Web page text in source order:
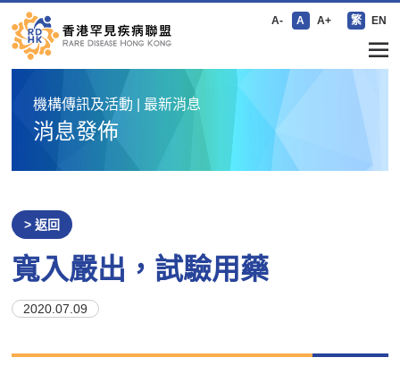
A- A A+ 繁 EN
機構傳訊及活動 | 最新消息
消息發佈
> 返回
寬入嚴出，試驗用藥
2020.07.09